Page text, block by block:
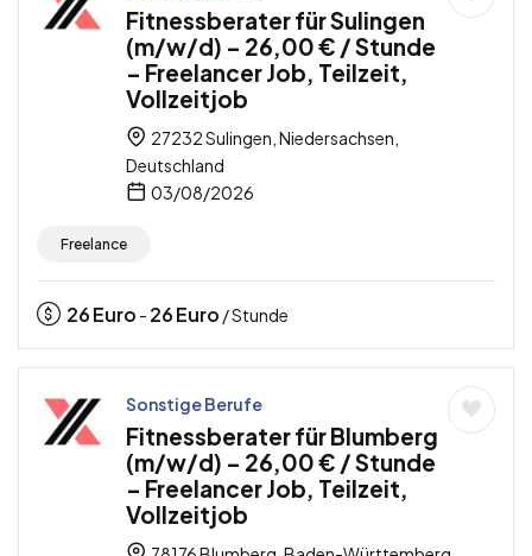
Fitnessberater für Sulingen
(m/w/d) – 26,00 € / Stunde
– Freelancer Job, Teilzeit,
Vollzeitjob
27232 Sulingen, Niedersachsen,
Deutschland
03/08/2026
Freelance
26Euro - 26Euro / Stunde
Sonstige Berufe
Fitnessberater für Blumberg
(m/w/d) – 26,00 € / Stunde
– Freelancer Job, Teilzeit,
Vollzeitjob